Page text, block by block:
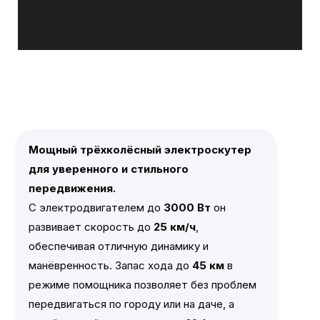
Мощный трёхколёсный электроскутер
для уверенного и стильного
передвижения.
С электродвигателем до 3000 Вт он
развивает скорость до 25 км/ч,
обеспечивая отличную динамику и
манёвренность. Запас хода до 45 км в
режиме помощника позволяет без проблем
передвигаться по городу или на даче, а